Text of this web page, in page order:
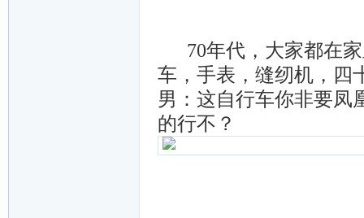
70年代，大家都在
车，手表，缝纫机，四
男：这自行车你非要凤
的行不？